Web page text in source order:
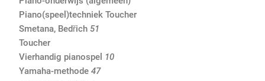
Piano(speel)techniek Toucher
Smetana, Bedřich 51
Toucher
Vierhandig pianospel 10
Yamaha-methode 47